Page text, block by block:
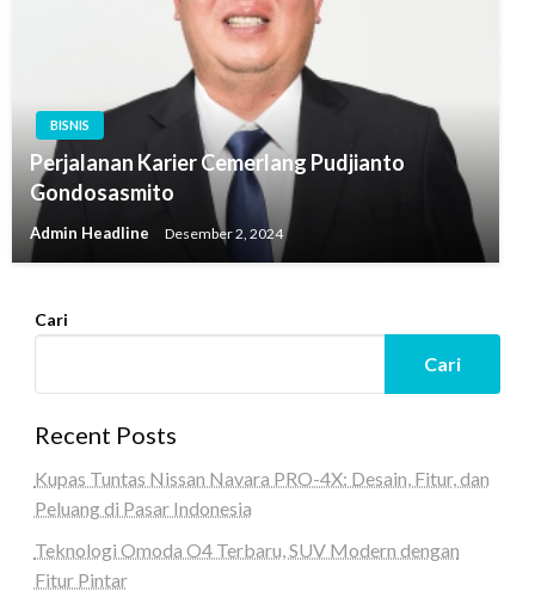
BISNIS
Perjalanan Karier Cemerlang Pudjianto
Gondosasmito
Admin Headline Desember 2, 2024
Cari
Cari
Recent Posts
Kupas Tuntas Nissan Navara PRO-4X: Desain, Fitur, dan
Peluang di Pasar Indonesia
Teknologi Omoda O4 Terbaru, SUV Modern dengan
Fitur Pintar